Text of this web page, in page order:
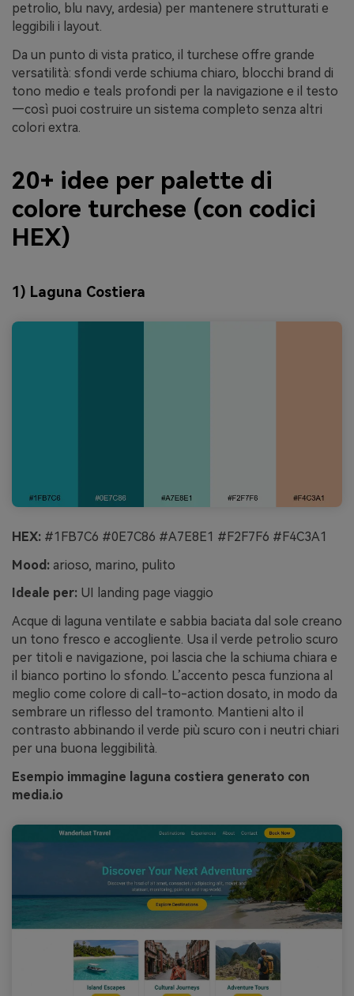
petrolio, blu navy, ardesia) per mantenere strutturati e
leggibili i layout.
Da un punto di vista pratico, il turchese offre grande
versatilità: sfondi verde schiuma chiaro, blocchi brand di
tono medio e teals profondi per la navigazione e il testo
—così puoi costruire un sistema completo senza altri
colori extra.
20+ idee per palette di
colore turchese (con codici
HEX)
1) Laguna Costiera
HEX: #1FB7C6 #0E7C86 #A7E8E1 #F2F7F6 #F4C3A1
Mood: arioso, marino, pulito
Ideale per: UI landing page viaggio
Acque di laguna ventilate e sabbia baciata dal sole creano
un tono fresco e accogliente. Usa il verde petrolio scuro
per titoli e navigazione, poi lascia che la schiuma chiara e
il bianco portino lo sfondo. L’accento pesca funziona al
meglio come colore di call-to-action dosato, in modo da
sembrare un riflesso del tramonto. Mantieni alto il
contrasto abbinando il verde più scuro con i neutri chiari
per una buona leggibilità.
Esempio immagine laguna costiera generato con
media.io